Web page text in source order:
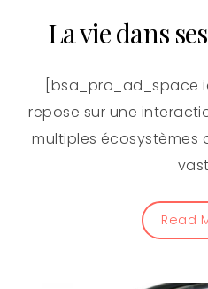
La vie dans
[bsa_pro_ad_space
repose sur une
multiples écosystèmes
Read